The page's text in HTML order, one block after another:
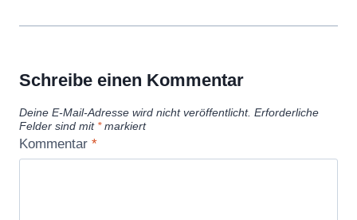
Schreibe einen Kommentar
Deine E-Mail-Adresse wird nicht veröffentlicht. Erforderliche
Felder sind mit *markiert
Kommentar *